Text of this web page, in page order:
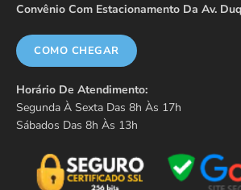
Convênio Com Estacionamento Da Av.
COMO CHEGAR
Horário De Atendimento:
Segunda À Sexta Das 8h Às 17h
Sábados Das 8h Às 13h